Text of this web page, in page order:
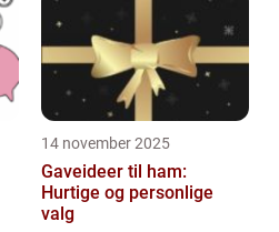
14 november 2025
Gaveideer til ham:
Hurtige og personlige
valg